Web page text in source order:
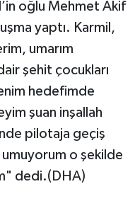
oğlu Mehmet Akif
yaptı. Karmil,
umarım
şehit çocukları
hedefimde
şuan inşallah
pilotaja geçiş
umuyorum o şekilde
dedi.(DHA)